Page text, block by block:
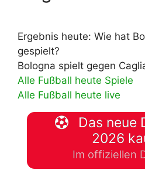
Ergebnis heute: Wie hat
gespielt?
Bologna spielt gegen
Alle Fußball heute Spiele
Alle Fußball heute live
Das neue
2026
Im offiziellen